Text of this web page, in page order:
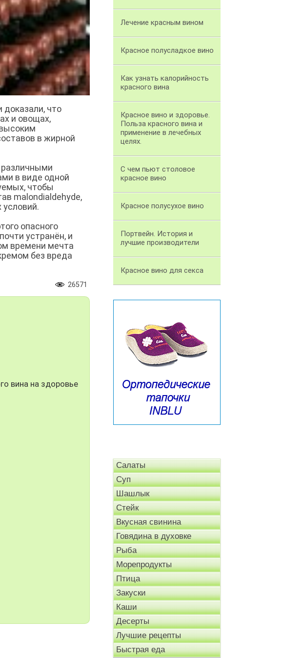
что
и овощах,
в жирной
в виде одной
чтобы
malondialdehyde,
условий.
опасного
устранён, и
времени мечта
без вреда
26571
вина на здоровье
Лечение красным вином
Красное полусладкое вино
Как узнать калорийность
красного вина
Красное вино и здоровье.
Польза красного вина и
применение в лечебных
целях.
С чем пьют столовое
красное вино
Красное полусухое вино
Портвейн. История и
лучшие производители
Красное вино для секса
Салаты
Суп
Шашлык
Стейк
Вкусная свинина
Говядина в духовке
Рыба
Морепродукты
Птица
Закуски
Каши
Десерты
Лучшие рецепты
Быстрая еда